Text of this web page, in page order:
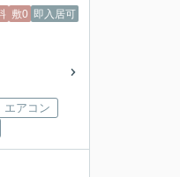
敷0 即入居可
エアコン